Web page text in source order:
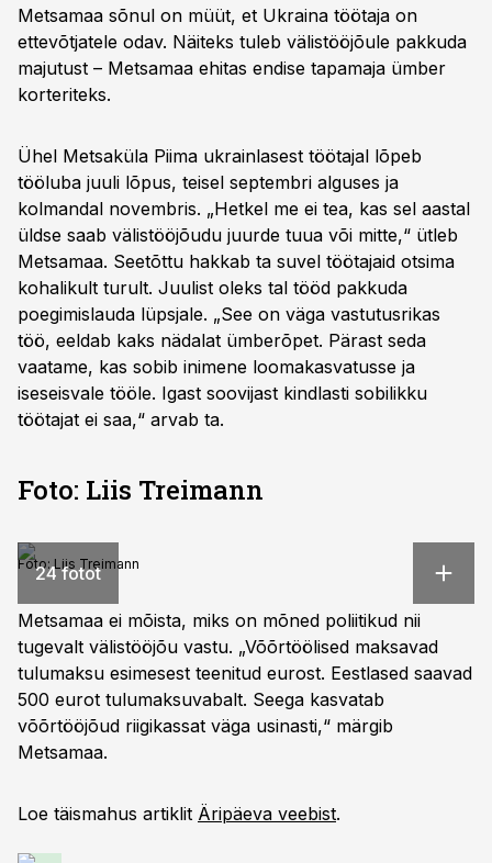
Metsamaa sõnul on müüt, et Ukraina töötaja on
ettevõtjatele odav. Näiteks tuleb välistööjõule pakkuda
majutust – Metsamaa ehitas endise tapamaja ümber
korteriteks.
Ühel Metsaküla Piima ukrainlasest töötajal lõpeb
tööluba juuli lõpus, teisel septembri alguses ja
kolmandal novembris. „Hetkel me ei tea, kas sel aastal
üldse saab välistööjõudu juurde tuua või mitte,“ ütleb
Metsamaa. Seetõttu hakkab ta suvel töötajaid otsima
kohalikult turult. Juulist oleks tal tööd pakkuda
poegimislauda lüpsjale. „See on väga vastutusrikas
töö, eeldab kaks nädalat ümberõpet. Pärast seda
vaatame, kas sobib inimene loomakasvatusse ja
iseseisvale tööle. Igast soovijast kindlasti sobilikku
töötajat ei saa,“ arvab ta.
Foto: Liis Treimann
24 fotot
Foto: Liis Treimann
Metsamaa ei mõista, miks on mõned poliitikud nii
tugevalt välistööjõu vastu. „Võõrtöölised maksavad
tulumaksu esimesest teenitud eurost. Eestlased saavad
500 eurot tulumaksuvabalt. Seega kasvatab
võõrtööjõud riigikassat väga usinasti,“ märgib
Metsamaa.
Loe täismahus artiklit Äripäeva veebist.